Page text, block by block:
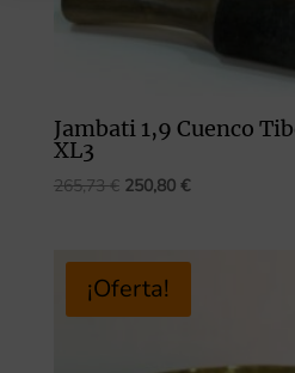
Jambati 1,9 Cuenco
XL3
265,73€ El
era:
265,73 €.
250,80 €El
es:
¡Oferta!